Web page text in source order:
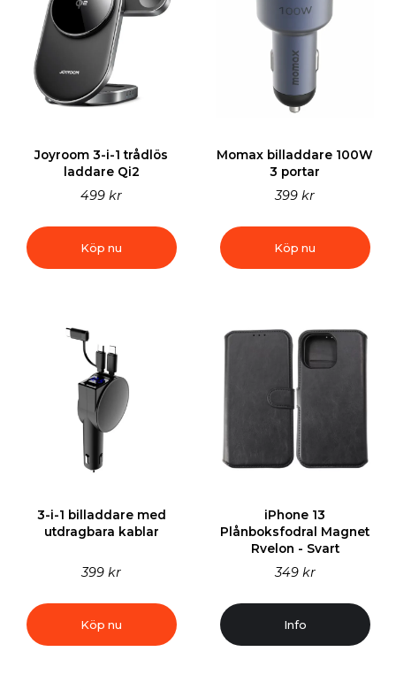
Joyroom 3-i-1 trådlös
laddare Qi2
499 kr
Köp nu
Momax billaddare 100W
3 portar
399 kr
Köp nu
3-i-1 billaddare med
utdragbara kablar
399 kr
Köp nu
iPhone 13
Plånboksfodral Magnet
Rvelon - Svart
349 kr
Info